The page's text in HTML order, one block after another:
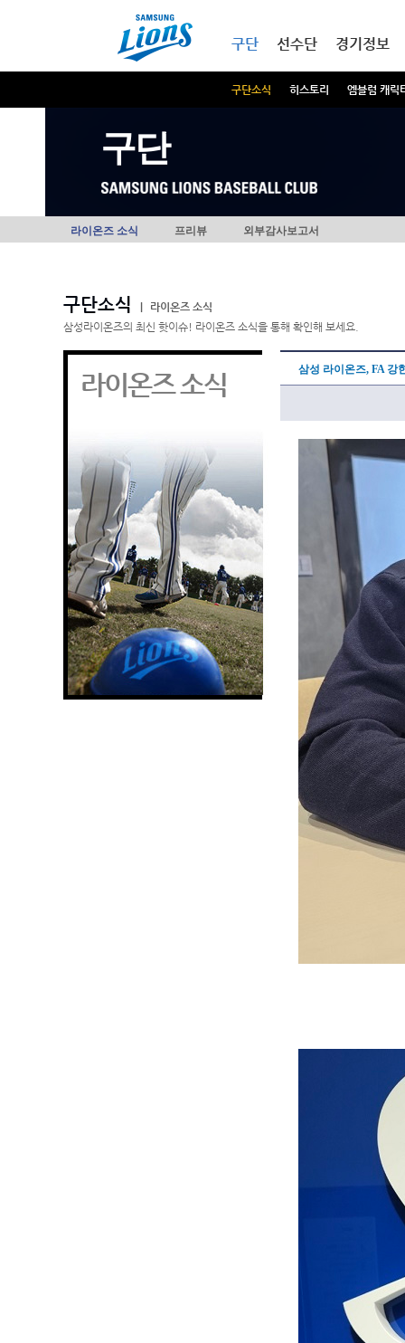
구단
구단소식 히스토리 엠블럼 캐릭
선수단 경기정보
구단
라이온즈 소식 프리뷰 외부감사보고서
구단소식
라이온즈 소식
삼성라이온즈의 최신 핫이슈! 라이온즈 소식을 통해 확인해 보세요.
라이온즈 소식 삼성 라이온즈, FA 강